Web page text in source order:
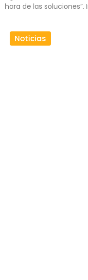
hora de las soluciones”.
Noticias